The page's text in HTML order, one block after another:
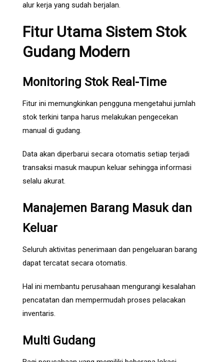
alur kerja yang sudah berjalan.
Fitur Utama Sistem Stok
Gudang Modern
Monitoring Stok Real-Time
Fitur ini memungkinkan pengguna mengetahui jumlah
stok terkini tanpa harus melakukan pengecekan
manual di gudang.
Data akan diperbarui secara otomatis setiap terjadi
transaksi masuk maupun keluar sehingga informasi
selalu akurat.
Manajemen Barang Masuk dan
Keluar
Seluruh aktivitas penerimaan dan pengeluaran barang
dapat tercatat secara otomatis.
Hal ini membantu perusahaan mengurangi kesalahan
pencatatan dan mempermudah proses pelacakan
inventaris.
Multi Gudang